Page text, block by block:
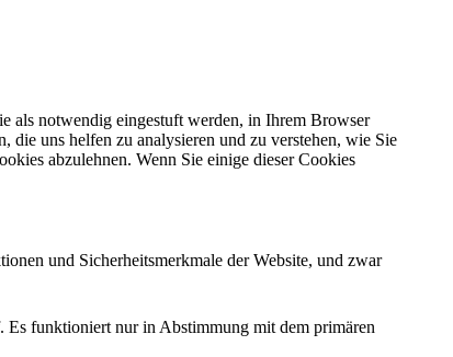
als notwendig eingestuft werden, in Ihrem Browser
die uns helfen zu analysieren und zu verstehen, wie Sie
abzulehnen. Wenn Sie einige dieser Cookies
und Sicherheitsmerkmale der Website, und zwar
Es funktioniert nur in Abstimmung mit dem primären